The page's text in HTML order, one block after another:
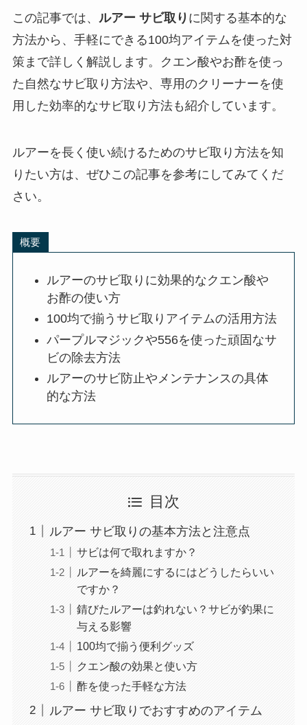
この記事では、 ルアー サビ取り に関する基本的な
方法から、手軽にできる100均アイテムを使った対
策まで詳しく解説します。クエン酸やお酢を使っ
た自然なサビ取り方法や、専用のクリーナーを使
用した効率的なサビ取り方法も紹介しています。
ルアーを長く使い続けるためのサビ取り方法を知
りたい方は、ぜひこの記事を参考にしてみてくだ
さい。
概要
ルアーのサビ取りに効果的なクエン酸や
お酢の使い方
100均で揃うサビ取りアイテムの活用方法
パープルマジックや556を使った頑固なサ
ビの除去方法
ルアーのサビ防止やメンテナンスの具体
的な方法
目次
ルアー サビ取りの基本方法と注意点
サビは何で取れますか？
ルアーを綺麗にするにはどうしたらいい
ですか？
錆びたルアーは釣れない？サビが釣果に
与える影響
100均で揃う便利グッズ
クエン酸の効果と使い方
酢を使った手軽な方法
ルアー サビ取りでおすすめのアイテム